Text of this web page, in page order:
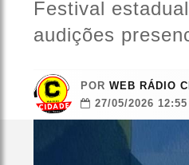
Festival
audições
POR WEB RÁDIO
27/05/2026 12:55